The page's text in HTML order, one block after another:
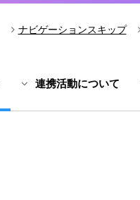
ナビゲーションスキップ
連携活動について